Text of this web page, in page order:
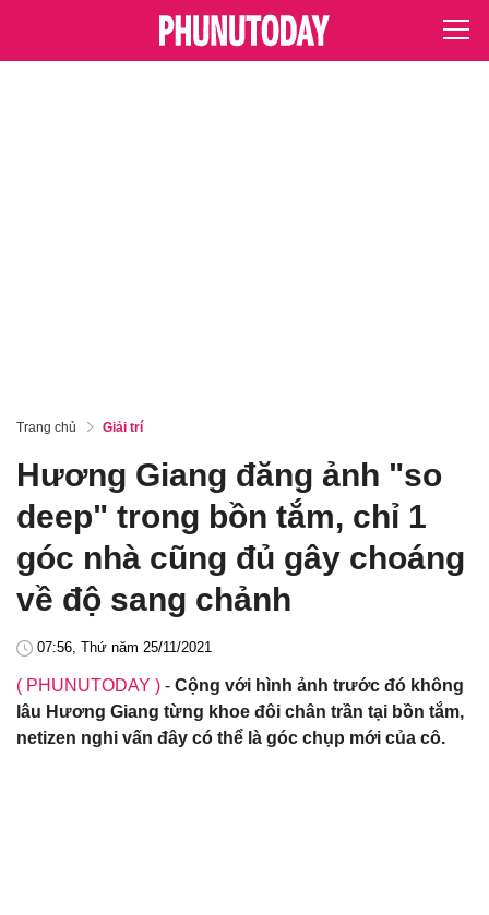
Trang chủ Giải trí
Hương Giang đăng ảnh "so
deep" trong bồn tắm, chỉ 1
góc nhà cũng đủ gây choáng
về độ sang chảnh
07:56, Thứ năm 25/11/2021
( PHUNUTODAY ) - Cộng với hình ảnh trước đó không
lâu Hương Giang từng khoe đôi chân trần tại bồn tắm,
netizen nghi vấn đây có thể là góc chụp mới của cô.